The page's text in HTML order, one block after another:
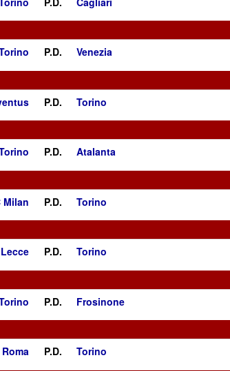
P.D. Venezia
P.D. Torino
P.D. Atalanta
Milan P.D. Torino
Lecce P.D. Torino
P.D. Frosinone
Roma P.D. Torino